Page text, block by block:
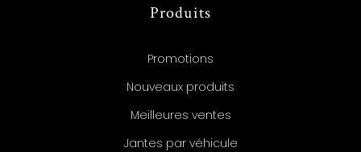
Produits
Promotions
Nouveaux produits
Meilleures ventes
Jantes par véhicule